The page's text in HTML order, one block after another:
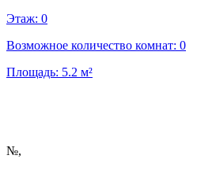
Этаж: 0
Возможное количество комнат: 0
Площадь: 5.2 м²
№,